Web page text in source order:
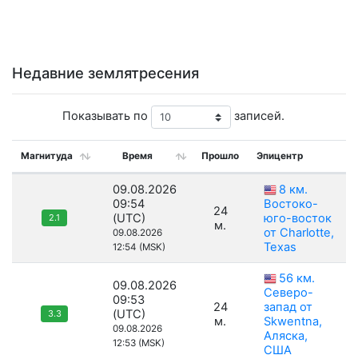
Недавние землятресения
Показывать по записей.
Магнитуда Время Прошло Эпицентр
2.1
09.08.2026
09:54
(UTC)
09.08.2026
12:54 (MSK)
24
м.
8 км.
Востоко-
юго-восток
от Charlotte,
Texas
3.3
09.08.2026
09:53
(UTC)
09.08.2026
12:53 (MSK)
24
м.
56 км.
Северо-
запад от
Skwentna,
Аляска,
США